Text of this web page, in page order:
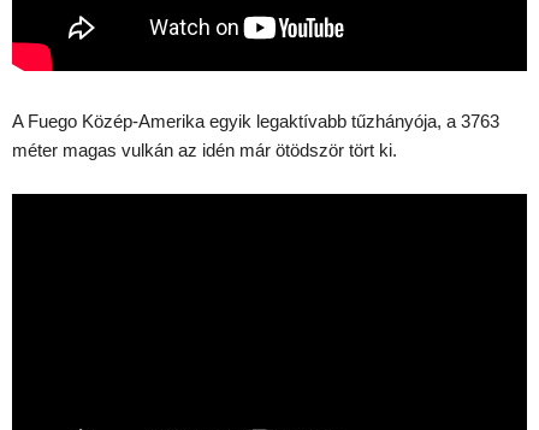
A Fuego Közép-Amerika egyik legaktívabb tűzhányója, a 3763
méter magas vulkán az idén már ötödször tört ki.